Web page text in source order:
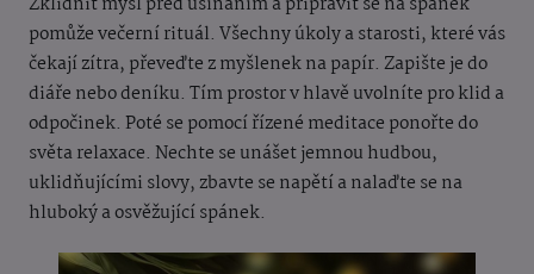
pomůže večerní rituál. Všechny úkoly a starosti, které vás
čekají zítra, převeďte z myšlenek na papír. Zapište je do
diáře nebo deníku. Tím prostor v hlavě uvolníte pro klid a
odpočinek. Poté se pomocí řízené meditace ponořte do
světa relaxace. Nechte se unášet jemnou hudbou,
uklidňujícími slovy, zbavte se napětí a nalaďte se na
hluboký a osvěžující spánek.